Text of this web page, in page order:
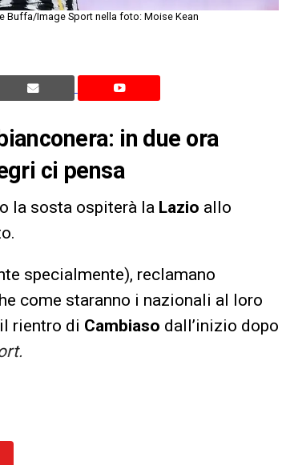
Buffa/Image Sport nella foto: Moise Kean
in due ora
ci pensa
la sosta ospiterà la Lazio allo
specialmente), reclamano
come staranno i nazionali al loro
rientro di Cambiaso dall’inizio dopo